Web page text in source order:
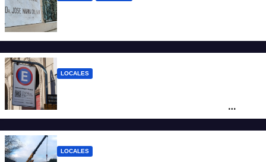
LOCALES
protesta
LOCALES